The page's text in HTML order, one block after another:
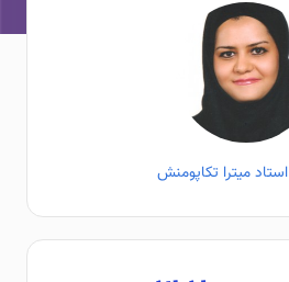
استاد میترا تکاپومنش